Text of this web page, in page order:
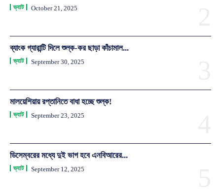
ভ্যাট October 21, 2025
ব্যাংক গ্যারান্টি দিলে শুল্ক-কর ছাড়া কাঁচামাল...
ভ্যাট September 30, 2025
মালয়েশিয়ায় রপ্তানিতে বাধা হচ্ছে শুল্ক!
ভ্যাট September 23, 2025
ডিসেম্বরের মধ্যে দুই ভাগ হবে এনবিআরের...
ভ্যাট September 12, 2025